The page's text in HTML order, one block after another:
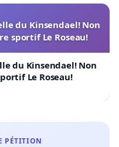
du Kinsendael! Non
sportif Le Roseau!
du Kinsendael! Non
Le Roseau!
PÉTITION